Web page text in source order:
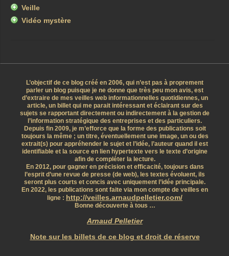
Veille
Vidéo mystère
L’objectif de ce blog créé en 2006, qui n’est pas à proprement
parler un blog puisque je ne donne que très peu mon avis, est
d’extraire de mes veilles web informationnelles quotidiennes, un
article, un billet qui me parait intéressant et éclairant sur des
sujets se rapportant directement ou indirectement à la gestion de
l’information stratégique des entreprises et des particuliers.
Depuis fin 2009, je m’efforce que la forme des publications soit
toujours la même ; un titre, éventuellement une image, un ou des
extrait(s) pour appréhender le sujet et l’idée, l’auteur quand il est
identifiable et la source en lien hypertexte vers le texte d’origine
afin de compléter la lecture.
En 2012, pour gagner en précision et efficacité, toujours dans
l’esprit d’une revue de presse (de web), les textes évoluent, ils
seront plus courts et concis avec uniquement l’idée principale.
En 2022, les publications sont faite via mon compte de veilles en
ligne : http://veilles.arnaudpelletier.com/
Bonne découverte à tous …
Arnaud Pelletier
Note sur les billets de ce blog et droit de réserve